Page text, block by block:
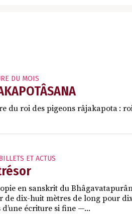
DU MOIS
du roi des pigeons râjakapota :
ET ACTUS
en sanskrit du
de dix-huit mètres de long pour
écriture si fine —...